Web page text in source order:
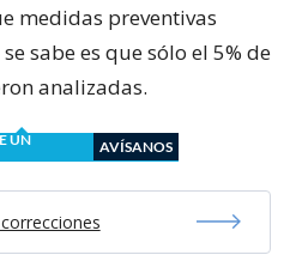
medidas preventivas
sabe es que sólo el 5% de
analizadas.
UN
AVÍSANOS